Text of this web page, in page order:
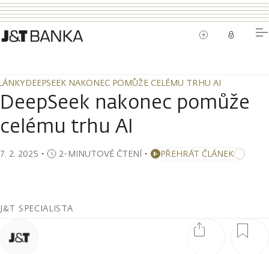
DEEPSEEK NAKONEC POMŮŽE CELÉMU TRHU AI
DEEPSEEK NAKONEC POMŮŽE CELÉMU TRHU AI
DeepSeek nakonec pomůže
celému trhu AI
7. 2. 2025 ・ 2-MINUTOVÉ ČTENÍ・ PŘEHRÁT ČLÁNEK
J&T SPECIALISTA